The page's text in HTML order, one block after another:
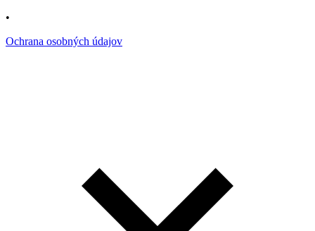
•
Ochrana osobných údajov